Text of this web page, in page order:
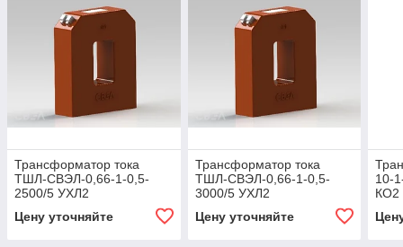
Трансформатор тока
ТШЛ-СВЭЛ-0,66-1-0,5-
2500/5 УХЛ2
Цену уточняйте
Трансформатор тока
ТШЛ-СВЭЛ-0,66-1-0,5-
3000/5 УХЛ2
Цену уточняйте
10-
КО2